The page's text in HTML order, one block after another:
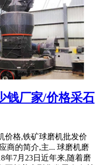
钱厂家/价格采石
价格,铁矿球磨机批发价
商的简介,主... 球磨机磨
年7月23日近年来,随着磨